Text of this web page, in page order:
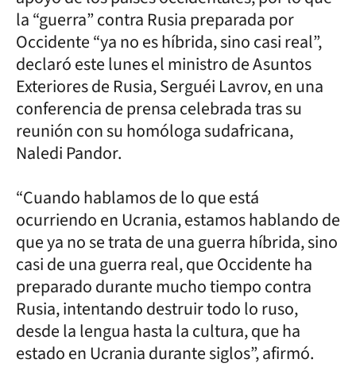
la “guerra” contra Rusia preparada por
Occidente “ya no es híbrida, sino casi real”,
declaró este lunes el ministro de Asuntos
Exteriores de Rusia, Serguéi Lavrov, en una
conferencia de prensa celebrada tras su
reunión con su homóloga sudafricana,
Naledi Pandor.
“Cuando hablamos de lo que está
ocurriendo en Ucrania, estamos hablando de
que ya no se trata de una guerra híbrida, sino
casi de una guerra real, que Occidente ha
preparado durante mucho tiempo contra
Rusia, intentando destruir todo lo ruso,
desde la lengua hasta la cultura, que ha
estado en Ucrania durante siglos”, afirmó.